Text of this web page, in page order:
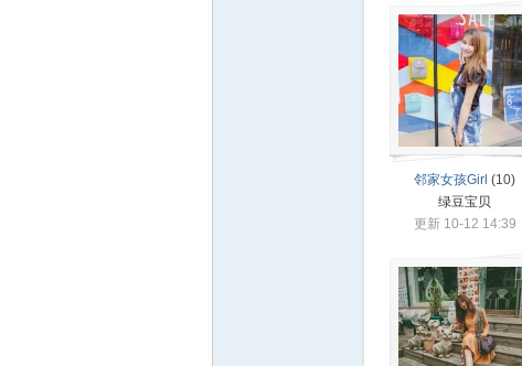
邻家女孩Girl (10)
绿豆宝贝
更新 10-12 14:39